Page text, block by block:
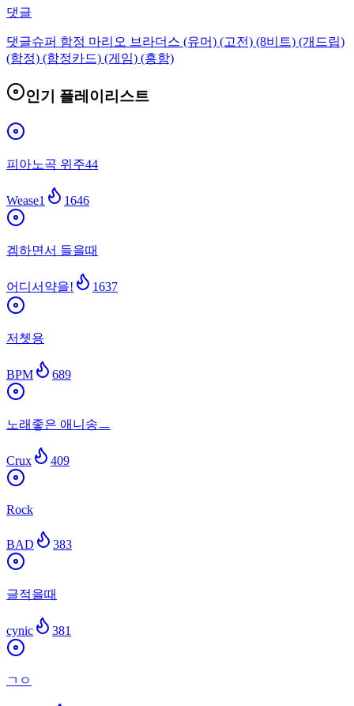
댓글
댓글슈퍼 함정 마리오 브라더스 (유머) (고전) (8비트) (개드립)
(함정) (함정카드) (게임) (흥함)
인기 플레이리스트
피아노곡 위주44
Wease1 1646
겜하면서 들을때
어디서약을! 1637
저쳇용
BPM 689
노래좋은 애니송ㅡ
Crux 409
Rock
BAD 383
글적을때
cynic 381
ㄱㅇ